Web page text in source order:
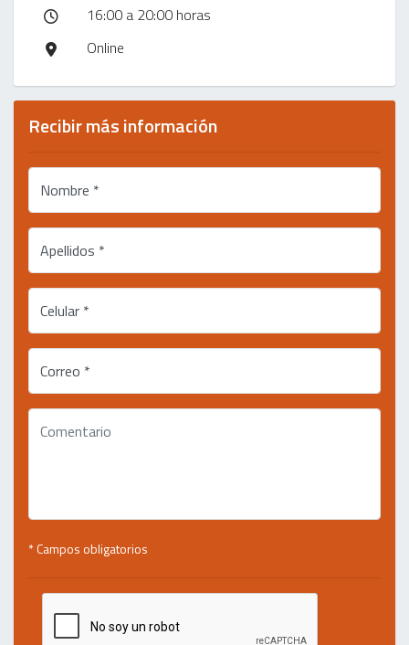
16:00 a 20:00 horas
Online
Recibir más información
Nombre *
Apellidos *
Celular *
Correo *
* Campos obligatorios